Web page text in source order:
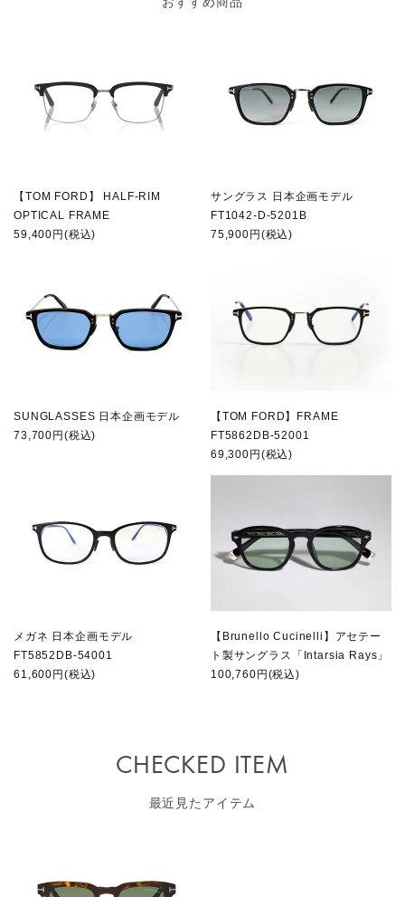
【TOM FORD】 HALF-RIM
OPTICAL FRAME
59,400円(税込)
サングラス 日本企画モデル
FT1042-D-5201B
75,900円(税込)
SUNGLASSES 日本企画モデル
73,700円(税込)
【TOM FORD】FRAME
FT5862DB-52001
69,300円(税込)
メガネ 日本企画モデル
FT5852DB-54001
61,600円(税込)
【Brunello Cucinelli】アセテー
ト製サングラス「Intarsia Rays」
100,760円(税込)
CHECKED ITEM
最近見たアイテム